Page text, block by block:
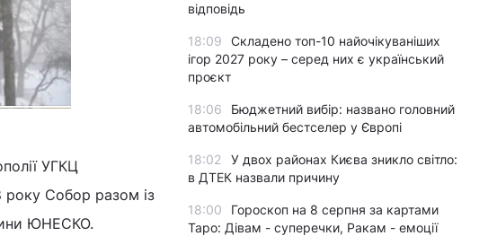
УГКЦ
року Собор разом із
ЮНЕСКО.
відповідь
18:09
Складено топ-10 найочікуваніших
ігор 2027 року – серед них є український
проєкт
18:06
Бюджетний вибір: названо головний
автомобільний бестселер у Європі
18:02
У двох районах Києва зникло світло:
в ДТЕК назвали причину
18:00
Гороскоп на 8 серпня за картами
Таро: Дівам - суперечки, Ракам - емоції